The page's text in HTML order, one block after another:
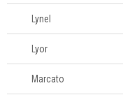
Mesa
Cama e banho
Móveis
Lynel
Lyor
Marcato